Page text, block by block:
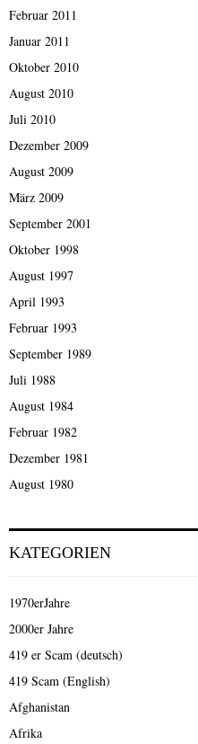
Februar 2011
Januar 2011
Oktober 2010
August 2010
Juli 2010
Dezember 2009
August 2009
März 2009
September 2001
Oktober 1998
August 1997
April 1993
Februar 1993
September 1989
Juli 1988
August 1984
Februar 1982
Dezember 1981
August 1980
KATEGORIEN
1970erJahre
2000er Jahre
419 er Scam (deutsch)
419 Scam (English)
Afghanistan
Afrika